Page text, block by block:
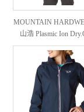
MOUNTAIN
山浩 Plasmic Ion
Evap 女士防风夹克